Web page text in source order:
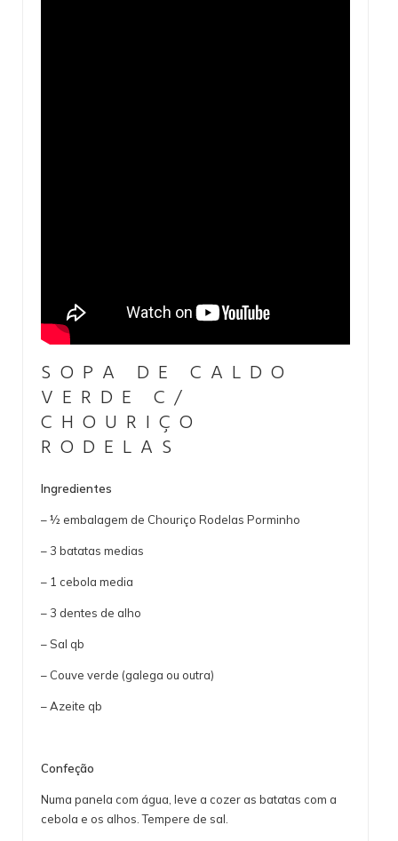
SOPA DE CALDO
VERDE C/
CHOURIÇO
RODELAS
Ingredientes
– ½ embalagem de Chouriço Rodelas Porminho
– 3 batatas medias
– 1 cebola media
– 3 dentes de alho
– Sal qb
– Couve verde (galega ou outra)
– Azeite qb
Confeção
Numa panela com água, leve a cozer as batatas com a
cebola e os alhos. Tempere de sal.